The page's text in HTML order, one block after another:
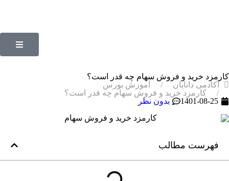
کارمزد خرید و فروش سهام چه قدر است؟
آکادمی دانایان
آموزش بورس
کارمزد خرید و فروش سهام چه قدر است؟
1401-08-25
بدون نظر
فهرست مطالب